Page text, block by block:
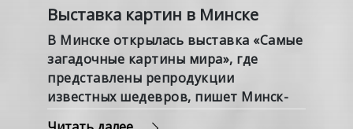
Выставка картин в Минске
В Минске открылась выставка «Самые
загадочные картины мира», где
представлены репродукции
известных шедевров, пишет Минск-